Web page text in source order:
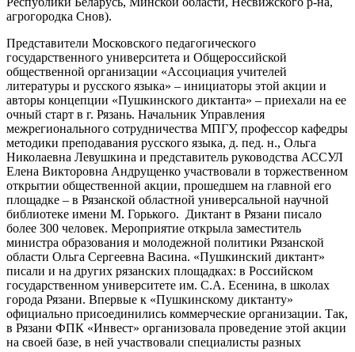
агрогородка Снов).
Представители Московского педагогического
государственного университета и Общероссийской
общественной организации «Ассоциация учителей
литературы и русского языка» – инициаторы этой акции и
авторы концепции «Пушкинского диктанта» – приехали на ее
очный старт в г. Рязань. Начальник Управления
межрегионального сотрудничества МПГУ, профессор кафедры
методики преподавания русского языка, д. пед. н., Ольга
Николаевна Левушкина и представитель руководства АССУЛ
Елена Викторовна Андрущенко участвовали в торжественном
открытии общественной акции, прошедшем на главной его
площадке – в Рязанской областной универсальной научной
библиотеке имени М. Горького. Диктант в Рязани писало
более 300 человек. Мероприятие открыла заместитель
министра образования и молодежной политики Рязанской
области Ольга Сергеевна Васина. «Пушкинский диктант»
писали и на других рязанских площадках: в Российском
государственном университете им. С.А. Есенина, в школах
города Рязани. Впервые к «Пушкинскому диктанту»
официально присоединились коммерческие организации. Так,
в Рязани ФПК «Инвест» организовала проведение этой акции
на своей базе, в ней участвовали специалисты разных